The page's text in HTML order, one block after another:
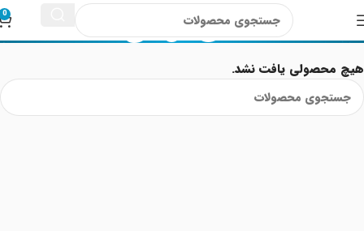
0 سی ال ای
هیچ محصولی یافت نشد.